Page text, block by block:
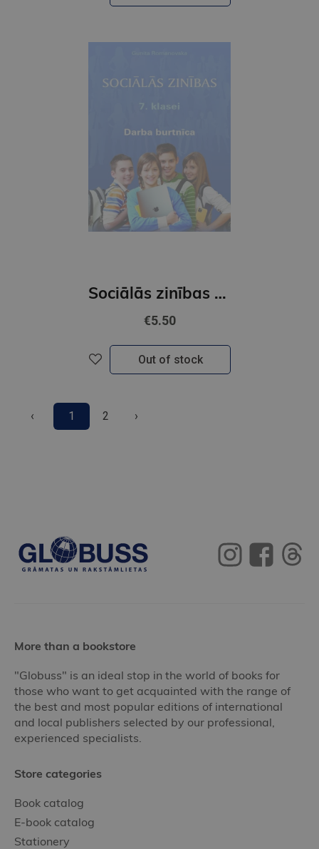
Sociālās zinības 7.kl DB ( 2021)
€5.50
Out of stock
‹ 1 2 ›
More than a bookstore
"Globuss" is an ideal stop in the world of books for
those who want to get acquainted with the range of
the best and most popular editions of international
and local publishers selected by our professional,
experienced specialists.
Store categories
Book catalog
E-book catalog
Stationery